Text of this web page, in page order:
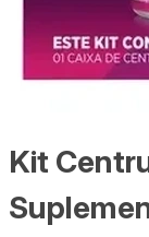
Kit